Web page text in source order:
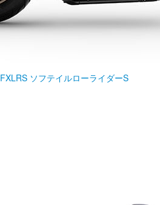
FXLRS ソフテイルローライダーS